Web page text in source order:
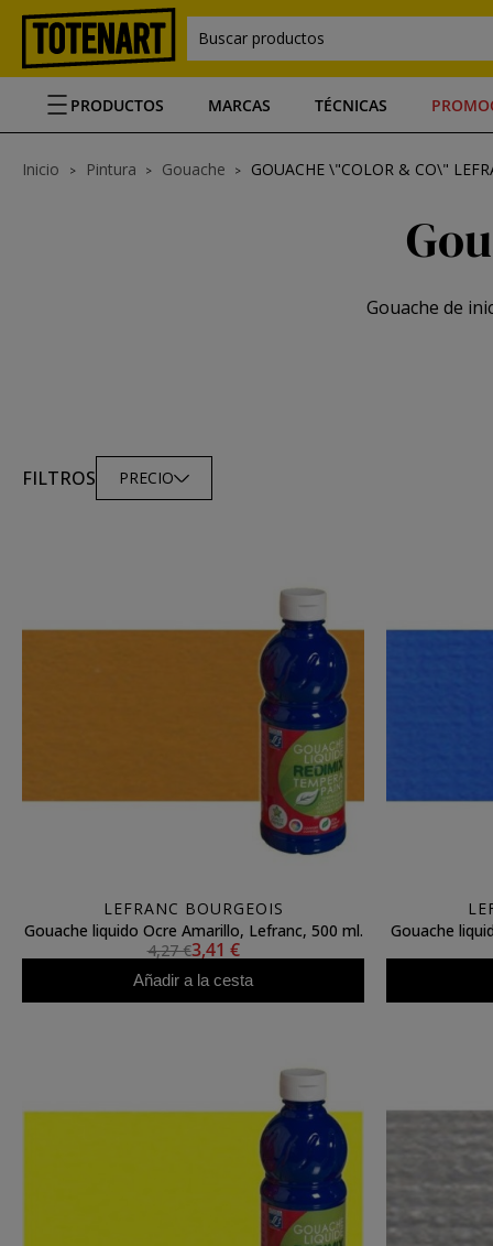
Buscar productos
PRODUCTOS MARCAS TÉCNICAS
Inicio Pintura Gouache GOUACHE \"COLOR & CO\"
Gouache de
FILTROS PRECIO
LEFRANC BOURGEOIS
Gouache liquido Ocre Amarillo, Lefranc, 500 ml.
4,27 €3,41 €
Añadir a la cesta
Gouache